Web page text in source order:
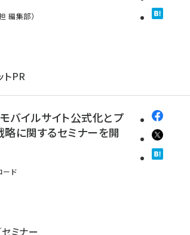
編集部）
トPR
バイルサイト公式化とプ
略に関するセミナーを開
ード
ミナー